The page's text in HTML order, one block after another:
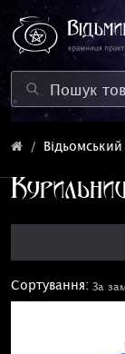
Відьомський
Сортування: